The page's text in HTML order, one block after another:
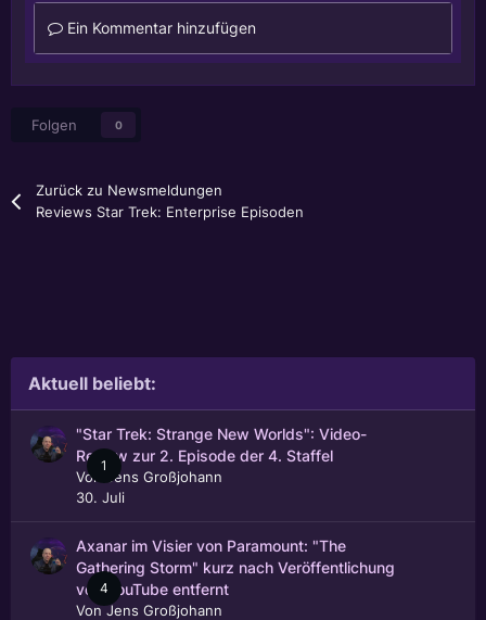
Ein Kommentar hinzufügen
Folgen 0
Zurück zu Newsmeldungen
Reviews Star Trek: Enterprise Episoden
Aktuell beliebt:
1
"Star Trek: Strange New Worlds": Video-
Review zur 2. Episode der 4. Staffel
Von
Jens Großjohann
30. Juli
4
Axanar im Visier von Paramount: "The
Gathering Storm" kurz nach Veröffentlichung
von YouTube entfernt
VonJens Großjohann